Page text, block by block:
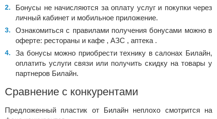
Бонусы не начисляются за оплату услуг и покупки через
личный кабинет и мобильное приложение.
Ознакомиться с правилами получения бонусами можно в
оферте: рестораны и кафе , АЗС , аптека .
За бонусы можно приобрести технику в салонах Билайн,
оплатить услуги связи или получить скидку на товары у
партнеров Билайн.
Сравнение с конкурентами
Предложенный пластик от Билайн неплохо смотрится на